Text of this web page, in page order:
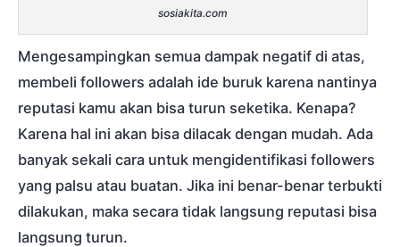
sosiakita.com
Mengesampingkan semua dampak negatif di atas,
membeli followers adalah ide buruk karena nantinya
reputasi kamu akan bisa turun seketika. Kenapa?
Karena hal ini akan bisa dilacak dengan mudah. Ada
banyak sekali cara untuk mengidentifikasi followers
yang palsu atau buatan. Jika ini benar-benar terbukti
dilakukan, maka secara tidak langsung reputasi bisa
langsung turun.